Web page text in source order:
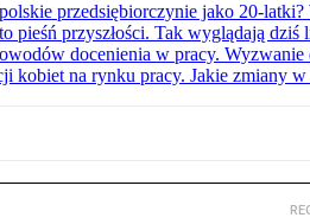
przedsiębiorczynie jako 20-
pieśń przyszłości. Tak wyglądają dziś
docenienia w pracy. Wyzwanie
kobiet na rynku pracy. Jakie zmiany w